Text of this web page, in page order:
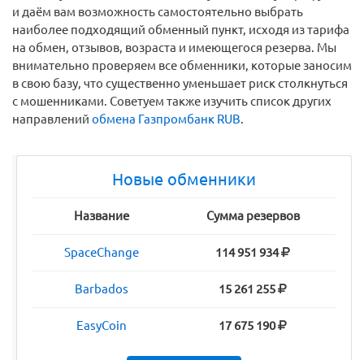
и даём вам возможность самостоятельно выбрать
наиболее подходящий обменный пункт, исходя из тарифа
на обмен, отзывов, возраста и имеющегося резерва. Мы
внимательно проверяем все обменники, которые заносим
в свою базу, что существенно уменьшает риск столкнуться
с мошенниками. Советуем также изучить список других
направлений обмена Газпромбанк RUB.
Новые обменники
Название Сумма резервов
SpaceChange 114 951 934
Barbados 15 261 255
EasyCoin 17 675 190